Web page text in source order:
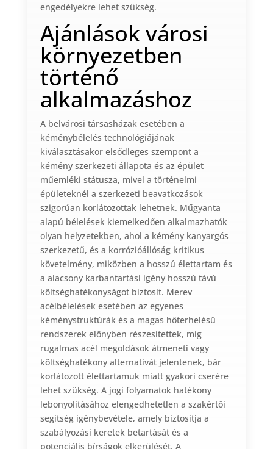
engedélyekre lehet szükség.
Ajánlások városi
környezetben
történő
alkalmazáshoz
A belvárosi társasházak esetében a
kéménybélelés technológiájának
kiválasztásakor elsődleges szempont a
kémény szerkezeti állapota és az épület
műemléki státusza, mivel a történelmi
épületeknél a szerkezeti beavatkozások
szigorúan korlátozottak lehetnek. Műgyanta
alapú bélelések kiemelkedően alkalmazhatók
olyan helyzetekben, ahol a kémény kanyargós
szerkezetű, és a korrózióállóság kritikus
követelmény, miközben a hosszú élettartam és
a alacsony karbantartási igény hosszú távú
költséghatékonyságot biztosít. Merev
acélbélelések esetében az egyenes
kéménystruktúrák és a magas hőterhelésű
rendszerek előnyben részesítettek, míg
rugalmas acél megoldások átmeneti vagy
költséghatékony alternatívát jelentenek, bár
korlátozott élettartamuk miatt gyakori cserére
lehet szükség. A jogi folyamatok hatékony
lebonyolításához elengedhetetlen a szakértői
segítség igénybevétele, amely biztosítja a
szabályozási keretek betartását és a
potenciális bírságok elkerülését. A